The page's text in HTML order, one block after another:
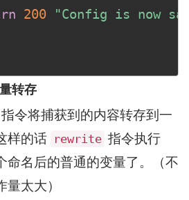
200
"Config is now
转存
指令将捕获到的内容转存到一
样的话 rewrite 指令执行
命名后的普通的变量了。（不
太大）